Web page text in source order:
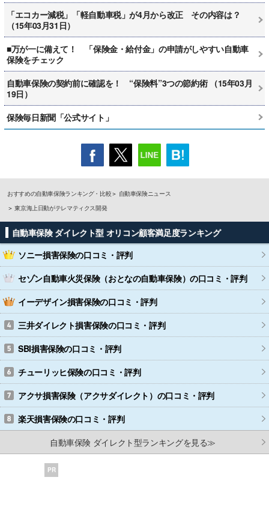
「エコカー減税」「軽自動車税」が4月から改正 その内容は？
（15年03月31日）
■万が一に備えて！ 「保険金・給付金」の申請がしやすい自動車
保険をチェック
自動車保険の契約前に確認を！ “保険料”3つの節約術 （15年03月
19日）
保険毎日新聞「公式サイト」
おすすめの自動車保険ランキング・比較
自動車保険ニュース
東京海上日動がテレマティクス開発
自動車保険 ダイレクト型 オリコン顧客満足度ランキング
ソニー損害保険の口コミ・評判
セゾン自動車火災保険（おとなの自動車保険）の口コミ・評判
イーデザイン損害保険の口コミ・評判
三井ダイレクト損害保険の口コミ・評判
SBI損害保険の口コミ・評判
チューリッヒ保険の口コミ・評判
アクサ損害保険（アクサダイレクト） の口コミ・評判
楽天損害保険の口コミ・評判
自動車保険 ダイレクト型ランキングを見る≫
PR